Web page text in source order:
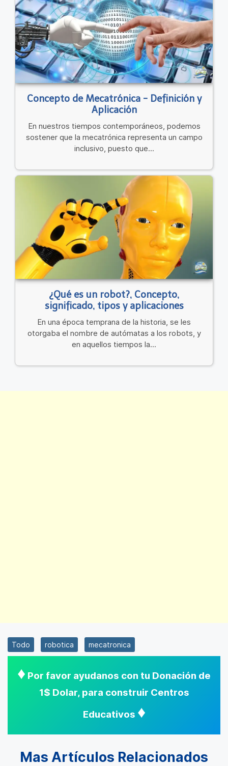
Concepto de Mecatrónica - Definición y
Aplicación
En nuestros tiempos contemporáneos, podemos
sostener que la mecatrónica representa un campo
inclusivo, puesto que...
¿Qué es un robot?, Concepto,
significado, tipos y aplicaciones
En una época temprana de la historia, se les
otorgaba el nombre de autómatas a los robots, y
en aquellos tiempos la...
Todo robotica mecatronica
♦ Por favor ayudanos con tu Donación de
1$ Dolar, para construir Centros
Educativos ♦
Mas Artículos Relacionados